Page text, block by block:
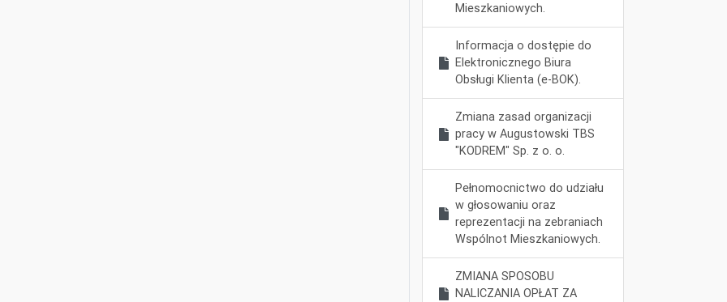
Mieszkaniowych.
Informacja o dostępie do
Elektronicznego Biura
Obsługi Klienta (e-BOK).
Zmiana zasad organizacji
pracy w Augustowski TBS
"KODREM" Sp. z o. o.
Pełnomocnictwo do udziału
w głosowaniu oraz
reprezentacji na zebraniach
Wspólnot Mieszkaniowych.
ZMIANA SPOSOBU
NALICZANIA OPŁAT ZA